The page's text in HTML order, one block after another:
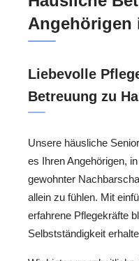
Angehörigen
Liebevolle
Betreuung zu
Unsere häusliche
es Ihren Angehörigen,
gewohnter
allein zu fühlen. Mit
erfahrene Pflegekräfte
Selbstständigkeit